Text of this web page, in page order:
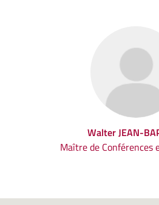
Walter JEAN-
Maître de Conférences